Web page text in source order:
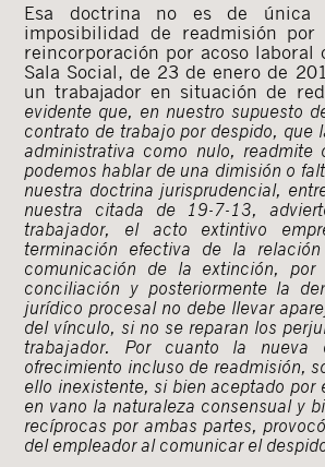
Esa doctrina no es de única
imposibilidad de readmisión
reincorporación por acoso laboral
Sala Social, de 23 de enero de
un trabajador en situación de
evidente que, en nuestro supuesto
contrato de trabajo por despido, que
administrativa como nulo,
podemos hablar de una dimisión o
nuestra doctrina jurisprudencial,
nuestra citada de 19-7-13,
trabajador, el acto extintivo
terminación efectiva de la
comunicación de la extinción,
conciliación y posteriormente la
jurídico procesal no debe llevar
del vínculo, si no se reparan los
trabajador. Por cuanto la nueva
ofrecimiento incluso de readmisión,
ello inexistente, si bien aceptado
en vano la naturaleza consensual y
recíprocas por ambas partes,
del empleador al comunicar el